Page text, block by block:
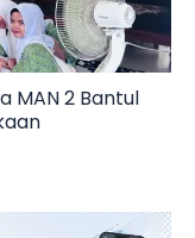
MAN 2 Bantul